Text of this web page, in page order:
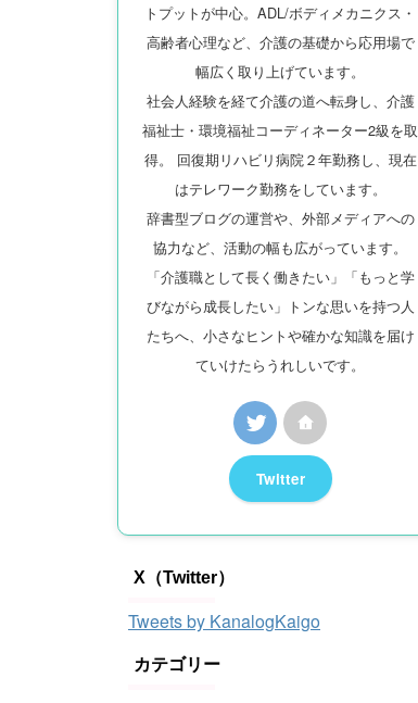
トプットが中心。ADL/ボディメカニクス・
高齢者心理など、介護の基礎から応用場で
幅広く取り上げています。
社会人経験を経て介護の道へ転身し、介護
福祉士・環境福祉コーディネーター2級を取
得。 回復期リハビリ病院２年勤務し、現在
はテレワーク勤務をしています。
辞書型ブログの運営や、外部メディアへの
協力など、活動の幅も広がっています。
「介護職として長く働きたい」「もっと学
びながら成長したい」トンな思いを持つ人
たちへ、小さなヒントや確かな知識を届け
ていけたらうれしいです。
Twitter
X（Twitter）
Tweets by KanalogKaigo
カテゴリー